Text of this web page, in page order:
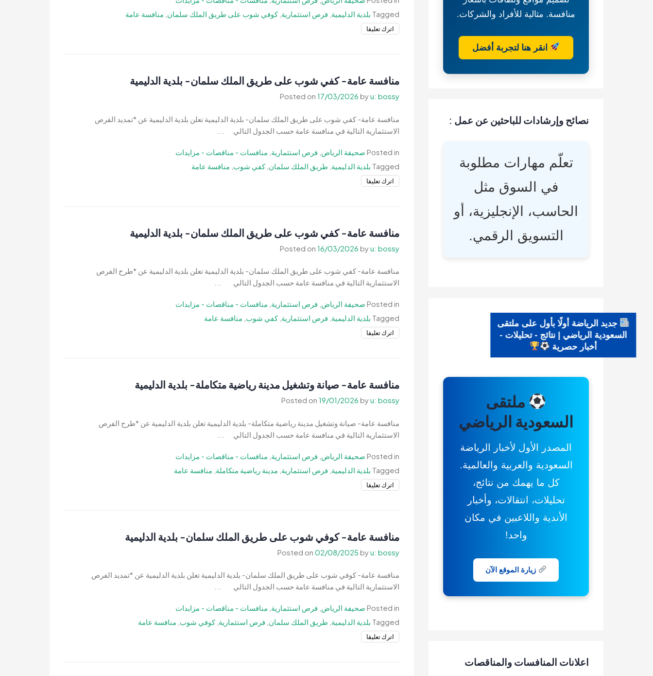
Tagged بلدية الدليمية فرص استثمارية ,كوفي شوب على طريق الملك سلمان منافسة عامة
اترك تعليقا
شوب
على
طريق
سلمان-
بلدية
منافسة عامة- كفي شوب على طريق الملك سلمان- بلدية الدليمية
Posted on 17/03/2026 byu: bossy
منافسة عامة- كفي شوب على طريق الملك سلمان- بلدية الدليمية تعلن بلدية الدليمية عن *تمديد الفرص
الاستثمارية التالية في منافسة عامة حسب الجدول التالي ...
Posted in صحيفة الرياض فرص استثمارية منافسات - مناقصات - مزايدات
Tagged بلدية الدليمية طريق الملك سلمان ,كفي شوب منافسة عامة
اترك تعليقا
على
طريق
سلمان-
بلدية
منافسة عامة- كفي شوب على طريق الملك سلمان- بلدية الدليمية
Posted on 16/03/2026 byu: bossy
منافسة عامة- كفي شوب على طريق الملك سلمان- بلدية الدليمية تعلن بلدية الدليمية عن *طرح الفرص
الاستثمارية التالية في منافسة عامة حسب الجدول التالي ...
Posted in صحيفة الرياض فرص استثمارية منافسات - مناقصات - مزايدات
Tagged بلدية الدليمية فرص استثمارية ,كفي شوب منافسة عامة
اترك تعليقا
شوب
على
طريق
سلمان-
بلدية
منافسة عامة- صيانة وتشغيل مدينة رياضية متكاملة- بلدية الدليمية
Posted on 19/01/2026 byu: bossy
منافسة عامة- صيانة وتشغيل مدينة رياضية متكاملة- بلدية الدليمية تعلن بلدية الدليمية عن *طرح الفرص
الاستثمارية التالية في منافسة عامة حسب الجدول التالي ...
Posted in صحيفة الرياض فرص استثمارية منافسات - مناقصات - مزايدات
Tagged بلدية الدليمية فرص استثمارية مدينة رياضية متكاملة منافسة عامة
اترك تعليقا
مدينة
رياضية
بلدية
الدليمية
منافسة عامة- كوفي شوب على طريق الملك سلمان- بلدية الدليمية
Posted on 02/08/2025 byu: bossy
منافسة عامة- كوفي شوب على طريق الملك سلمان- بلدية الدليمية تعلن بلدية الدليمية عن *تمديد الفرص
الاستثمارية التالية في منافسة عامة حسب الجدول التالي ...
Posted in صحيفة الرياض فرص استثمارية منافسات - مناقصات - مزايدات
Tagged بلدية الدليمية طريق الملك سلمان فرص استثمارية ,كوفي شوب منافسة عامة
اترك تعليقا
منافسة. مثالية للأفراد والشركات.
انقر هنا لتجربة أفضل
نصائح وإرشادات للباحثين عن عمل :
تعلّم مهارات مطلوبة
في السوق مثل
الحاسب، الإنجليزية، أو
التسويق الرقمي.
جديد الرياضة أولًا بأول على ملتقى
السعودية الرياضي | نتائج - تحليلات -
أخبار حصرية
ملتقى
السعودية الرياضي
المصدر الأول لأخبار الرياضة
السعودية والعربية والعالمية.
كل ما يهمك من نتائج،
تحليلات، انتقالات، وأخبار
الأندية واللاعبين في مكان
واحد!
زيارة الموقع الآن
اعلانات المنافسات والمناقصات